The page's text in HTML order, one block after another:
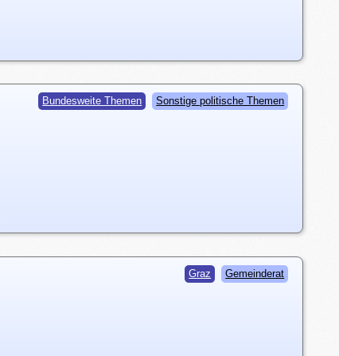
Bundesweite Themen Sonstige politische Themen
Graz Gemeinderat